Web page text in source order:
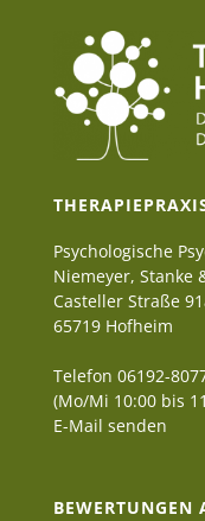
Psychologische
Niemeyer, Stanke
Casteller Straße
65719 Hofheim
Telefon 06192-
(Mo/Mi 10:00 bis
E-Mail senden
BEWERTUNGEN